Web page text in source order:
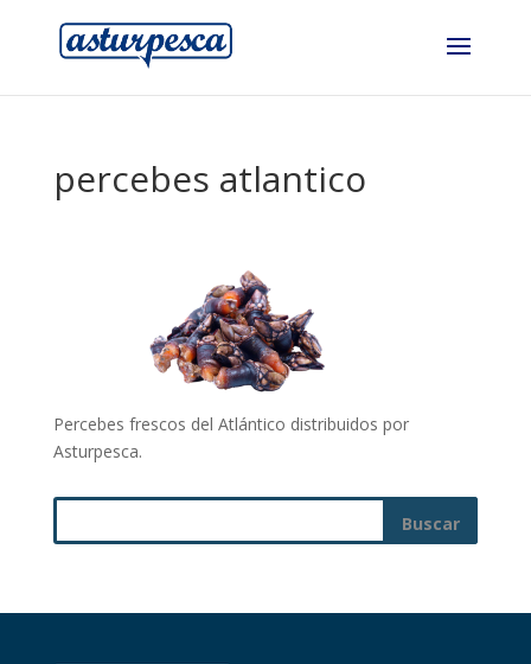
percebes atlantico
Percebes frescos del Atlántico distribuidos por
Asturpesca.